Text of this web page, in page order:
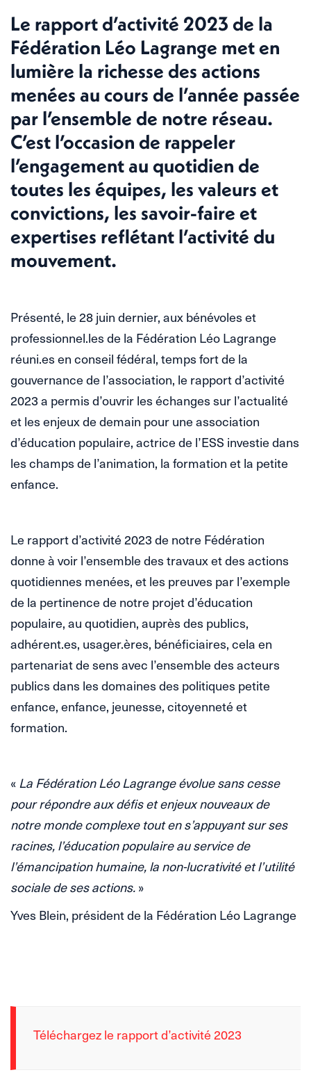
Le rapport d’activité 2023 de la
Fédération Léo Lagrange met en
lumière la richesse des actions
menées au cours de l’année passée
par l’ensemble de notre réseau.
C’est l’occasion de rappeler
l’engagement au quotidien de
toutes les équipes, les valeurs et
convictions, les savoir-faire et
expertises reflétant l’activité du
mouvement.
Présenté, le 28 juin dernier, aux bénévoles et
professionnel.les de la Fédération Léo Lagrange
réuni.es en conseil fédéral, temps fort de la
gouvernance de l’association, le rapport d’activité
2023 a permis d’ouvrir les échanges sur l’actualité
et les enjeux de demain pour une association
d’éducation populaire, actrice de l’ESS investie dans
les champs de l’animation, la formation et la petite
enfance.
Le rapport d’activité 2023 de notre Fédération
donne à voir l’ensemble des travaux et des actions
quotidiennes menées, et les preuves par l’exemple
de la pertinence de notre projet d’éducation
populaire, au quotidien, auprès des publics,
adhérent.es, usager.ères, bénéficiaires, cela en
partenariat de sens avec l’ensemble des acteurs
publics dans les domaines des politiques petite
enfance, enfance, jeunesse, citoyenneté et
formation.
«La Fédération Léo Lagrange évolue sans cesse
pour répondre aux défis et enjeux nouveaux de
notre monde complexe tout en s’appuyant sur ses
racines, l’éducation populaire au service de
l’émancipation humaine, la non-lucrativité et l’utilité
sociale de ses actions.»
Yves Blein, président de la Fédération Léo Lagrange
Téléchargez le rapport d’activité 2023